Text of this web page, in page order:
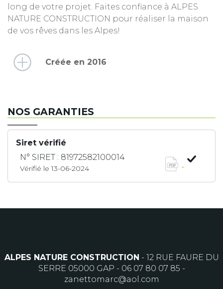
long de votre projet. Faites confiance à ALPES
NATURE CONSTRUCTION pour réaliser la maison
de vos rêves dans les Alpes!
Créée en 2016
NOS GARANTIES
Siret vérifié
N° SIRET : 81972582100014
Vérifié le 13-06-2024
ALPES NATURE CONSTRUCTION - 12 RUE FAURE DU
SERRE 05000 GAP - 06 07 80 07 85 -
zanettomarc@aol.com